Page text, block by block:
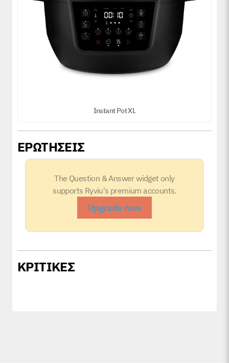
Instant Pot XL
ΕΡΩΤΗΣΕΙΣ
The Question & Answer widget only
supports Ryviu's premium accounts.
Upgrade now
ΚΡΙΤΙΚΕΣ